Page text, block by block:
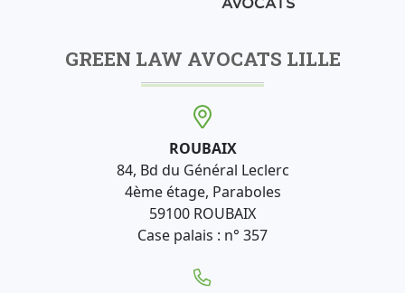
GREEN LAW AVOCATS LILLE
ROUBAIX
84, Bd du Général Leclerc
4ème étage, Paraboles
59100 ROUBAIX
Case palais : n° 357